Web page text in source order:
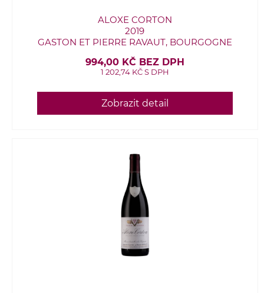
ALOXE CORTON
2019
GASTON ET PIERRE RAVAUT, BOURGOGNE
994,00 KČ BEZ DPH
1 202,74 KČ S DPH
Zobrazit detail